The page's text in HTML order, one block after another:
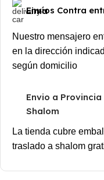
Envíos Contra entrega a Lima
Nuestro mensajero
en la dirección
según domicilio
Envio a
Shalom
La tienda cubre
traslado a shalom